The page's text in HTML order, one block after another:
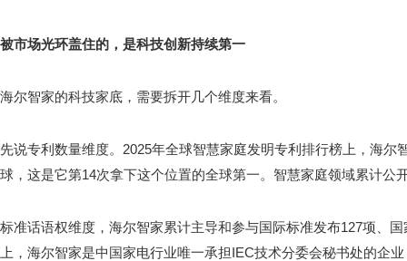
被市场光环盖住的，是科技创新持续第一
海尔智家的科技家底，需要拆开几个维度来看。
先说专利数量维度。2025年全球智慧家庭发明专利排行榜上，海尔
球，这是它第14次拿下这个位置的全球第一。智慧家庭领域累计公
标准话语权维度，海尔智家累计主导和参与国际标准发布127项、
上，海尔智家是中国家电行业唯一承担IEC技术分委会秘书处的企